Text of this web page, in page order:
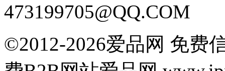
473199705@QQ.COM
©2012-2026爱品网 免费